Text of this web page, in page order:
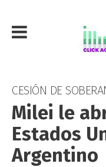
CESIÓN DE
Milei le
Estados
Argentino